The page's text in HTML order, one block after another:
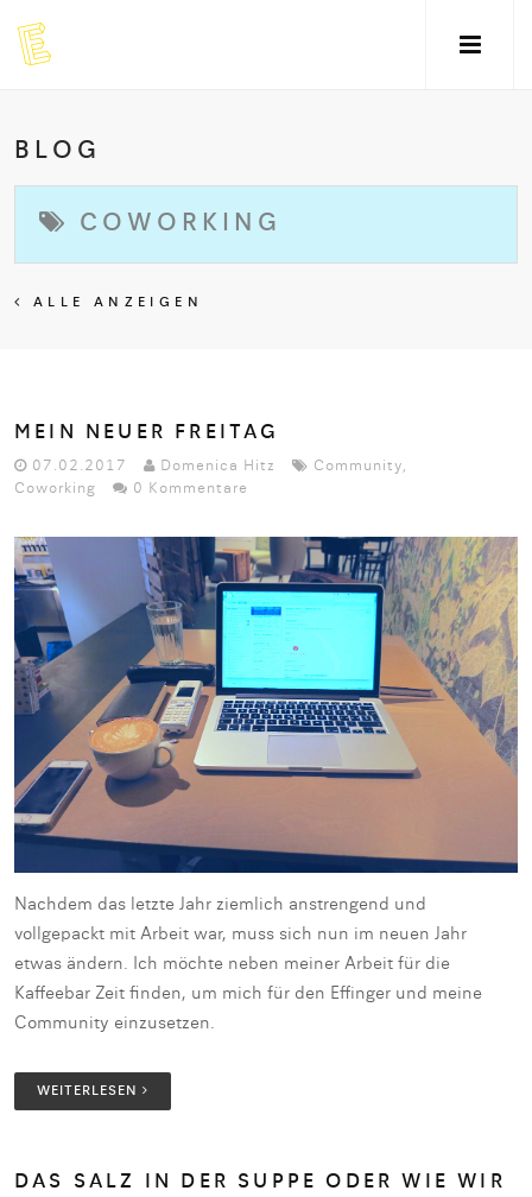
BLOG
COWORKING
ALLE ANZEIGEN
MEIN NEUER FREITAG
07.02.2017 Domenica Hitz Community,
Coworking
0 Kommentare
Nachdem das letzte Jahr ziemlich anstrengend und
vollgepackt mit Arbeit war, muss sich nun im neuen Jahr
etwas ändern. Ich möchte neben meiner Arbeit für die
Kaffeebar Zeit finden, um mich für den Effinger und meine
Community einzusetzen.
WEITERLESEN
DAS SALZ IN DER SUPPE ODER WIE WIR